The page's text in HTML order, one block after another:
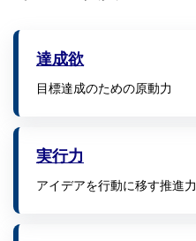
達成欲
目標達成のための原動力
実行力
アイデアを行動に移す推進力